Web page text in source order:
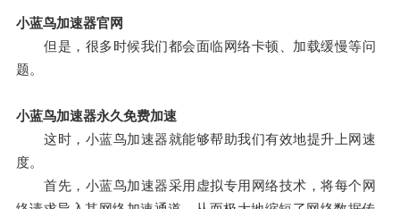
小蓝鸟加速器官网
但是，很多时候我们都会面临网络卡顿、加载缓慢等问
题。
小蓝鸟加速器永久免费加速
这时，小蓝鸟加速器就能够帮助我们有效地提升上网速
度。
首先，小蓝鸟加速器采用虚拟专用网络技术，将每个网